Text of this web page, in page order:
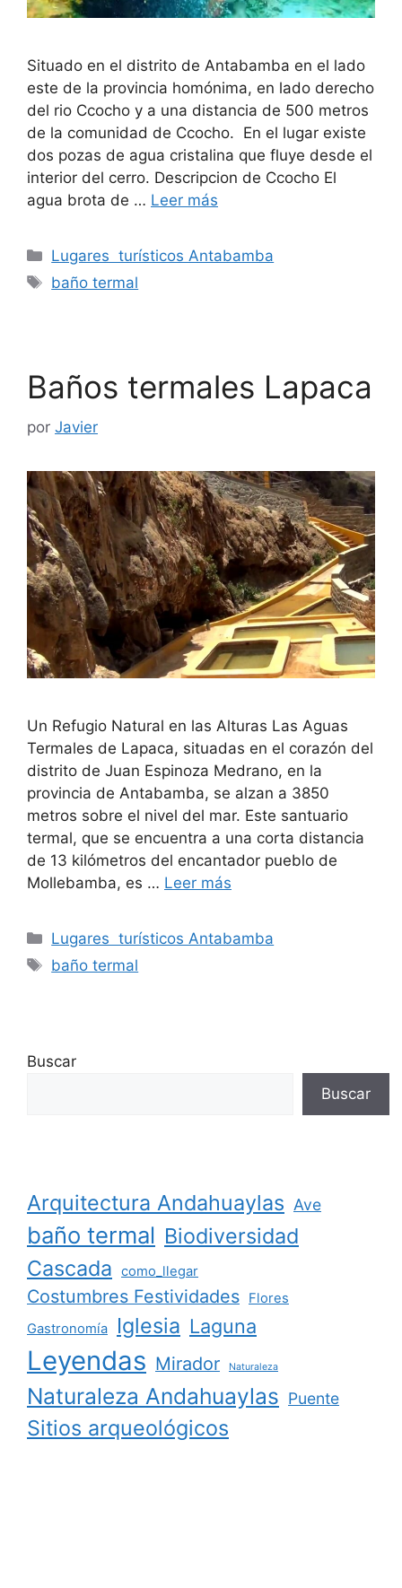
Situado en el distrito de Antabamba en el lado
este de la provincia homónima, en lado derecho
del rio Ccocho y a una distancia de 500 metros
de la comunidad de Ccocho. En el lugar existe
dos pozas de agua cristalina que fluye desde el
interior del cerro. Descripcion de Ccocho El
agua brota de … Leer más
Categorías
Lugares turísticos Antabamba
Etiquetas
baño termal
Baños termales Lapaca
por Javier
Un Refugio Natural en las Alturas Las Aguas
Termales de Lapaca, situadas en el corazón del
distrito de Juan Espinoza Medrano, en la
provincia de Antabamba, se alzan a 3850
metros sobre el nivel del mar. Este santuario
termal, que se encuentra a una corta distancia
de 13 kilómetros del encantador pueblo de
Mollebamba, es … Leer más
Categorías
Lugares turísticos Antabamba
Etiquetas
baño termal
Buscar
Buscar
Arquitectura Andahuaylas Ave
baño termal Biodiversidad
Cascada
como_llegar
Costumbres Festividades
Flores
Gastronomía
Iglesia Laguna
Leyendas Mirador Naturaleza
Naturaleza Andahuaylas Puente
Sitios arqueológicos